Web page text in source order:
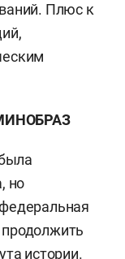
Плюс к
но
истории.